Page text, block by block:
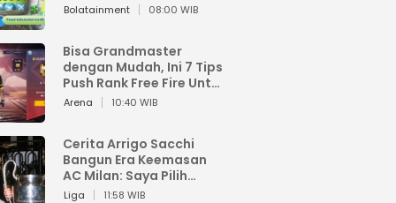
Bolatainment 08:00 WIB
Bisa Grandmaster
dengan Mudah, Ini 7 Tips
Push Rank Free Fire Untuk
Pemula
Arena 10:40 WIB
Cerita Arrigo Sacchi
Bangun Era Keemasan
AC Milan: Saya Pilih
Pemain dari Isi Otaknya
Liga 11:58 WIB